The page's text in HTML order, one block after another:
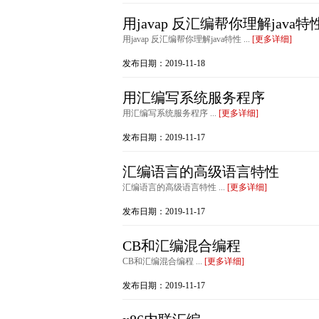
用javap 反汇编帮你理解java特
用javap 反汇编帮你理解java特性 ... [更多详细]
发布日期：2019-11-18
用汇编写系统服务程序
用汇编写系统服务程序 ... [更多详细]
发布日期：2019-11-17
汇编语言的高级语言特性
汇编语言的高级语言特性 ... [更多详细]
发布日期：2019-11-17
CB和汇编混合编程
CB和汇编混合编程 ... [更多详细]
发布日期：2019-11-17